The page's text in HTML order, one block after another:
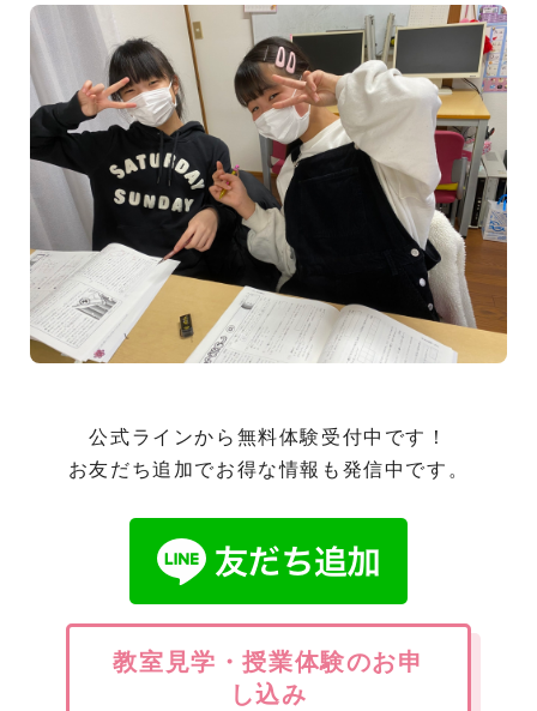
公式ラインから無料体験受付中です！
お友だち追加でお得な情報も発信中です。
教室見学・授業体験のお申
し込み